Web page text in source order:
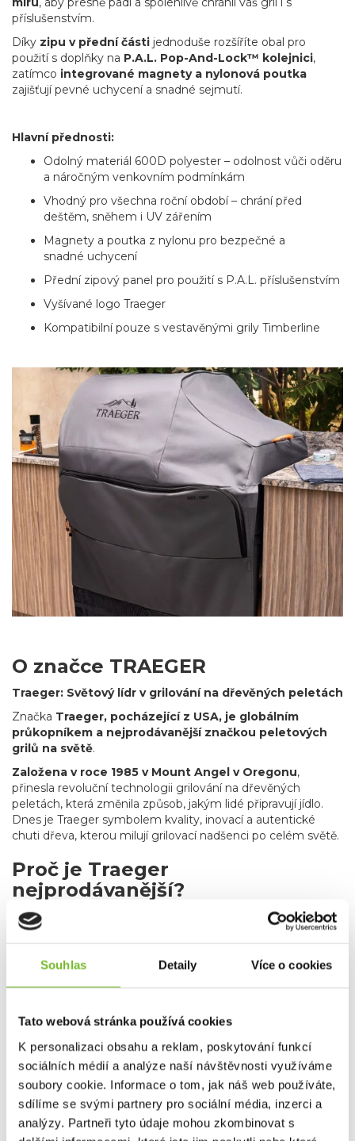
Souhlas Detaily Více o cookies
Tato webová stránka používá cookies
K personalizaci obsahu a reklam, poskytování funkcí
sociálních médií a analýze naší návštěvnosti využíváme
soubory cookie. Informace o tom, jak náš web používáte,
sdílíme se svými partnery pro sociální média, inzerci a
analýzy. Partneři tyto údaje mohou zkombinovat s
příslušenstvím.
Díky zipu v přední části jednoduše rozšíříte obal pro
použití s doplňky na P.A.L. Pop-And-Lock™ kolejnici,
zatímco integrované magnety a nylonová poutka
zajišťují pevné uchycení a snadné sejmutí.
Hlavní přednosti:
Odolný materiál 600D polyester – odolnost vůči oděru
a náročným venkovním podmínkám
Vhodný pro všechna roční období – chrání před
deštěm, sněhem i UV zářením
Magnety a poutka z nylonu pro bezpečné a
snadné uchycení
Přední zipový panel pro použití s P.A.L. příslušenstvím
Vyšívané logo Traeger
Kompatibilní pouze s vestavěnými grily Timberline
O značce TRAEGER
Traeger: Světový lídr v grilování na dřevěných peletách
Značka Traeger, pocházející z USA, je globálním
průkopníkem a nejprodávanější značkou peletových
grilů na světě.
Založena v roce 1985 v Mount Angel v Oregonu,
přinesla revoluční technologii grilování na dřevěných
peletách, která změnila způsob, jakým lidé připravují jídlo.
Dnes je Traeger symbolem kvality, inovací a autentické
chuti dřeva, kterou milují grilovací nadšenci po celém světě.
Proč je Traeger
nejprodávanější?
: Robustní konstrukce a
precizní technologie zajišťují dlouhou životnost a
Špičková technologie: Traeger grily přinášejí
Univerzálnost: Grily Traeger zvládnou nejen grilování,
ale i uzení, pečení, dušení nebo opékání – vše na
jednom zařízení.
Autentická chuť dřeva: Přírodní dřevěné pelety
dodávají pokrmům jedinečnou chuť a vůni, kterou
tradiční grily nedokážou napodobit.
Důvěra milionů: Jako nejprodávanější značka